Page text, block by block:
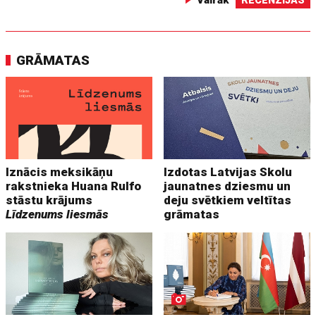
GRĀMATAS
Iznācis meksikāņu
rakstnieka Huana Rulfo
stāstu krājums
Līdzenums liesmās
Izdotas Latvijas Skolu
jaunatnes dziesmu un
deju svētkiem veltītas
grāmatas